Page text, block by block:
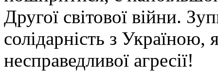
Другої світової війни.
солідарність з Україною,
несправедливої агресії!